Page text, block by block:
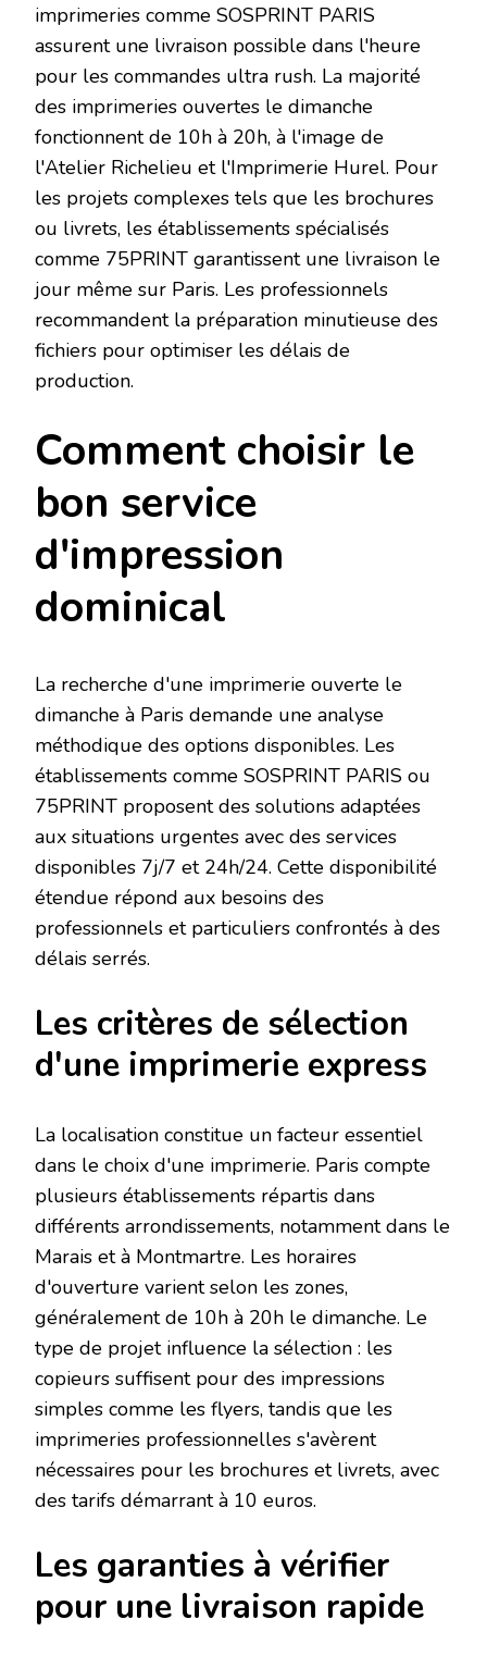
imprimeries comme SOSPRINT PARIS
assurent une livraison possible dans l'heure
pour les commandes ultra rush. La majorité
des imprimeries ouvertes le dimanche
fonctionnent de 10h à 20h, à l'image de
l'Atelier Richelieu et l'Imprimerie Hurel. Pour
les projets complexes tels que les brochures
ou livrets, les établissements spécialisés
comme 75PRINT garantissent une livraison le
jour même sur Paris. Les professionnels
recommandent la préparation minutieuse des
fichiers pour optimiser les délais de
production.
Comment choisir le
bon service
d'impression
dominical
La recherche d'une imprimerie ouverte le
dimanche à Paris demande une analyse
méthodique des options disponibles. Les
établissements comme SOSPRINT PARIS ou
75PRINT proposent des solutions adaptées
aux situations urgentes avec des services
disponibles 7j/7 et 24h/24. Cette disponibilité
étendue répond aux besoins des
professionnels et particuliers confrontés à des
délais serrés.
Les critères de sélection
d'une imprimerie express
La localisation constitue un facteur essentiel
dans le choix d'une imprimerie. Paris compte
plusieurs établissements répartis dans
différents arrondissements, notamment dans le
Marais et à Montmartre. Les horaires
d'ouverture varient selon les zones,
généralement de 10h à 20h le dimanche. Le
type de projet influence la sélection : les
copieurs suffisent pour des impressions
simples comme les flyers, tandis que les
imprimeries professionnelles s'avèrent
nécessaires pour les brochures et livrets, avec
des tarifs démarrant à 10 euros.
Les garanties à vérifier
pour une livraison rapide